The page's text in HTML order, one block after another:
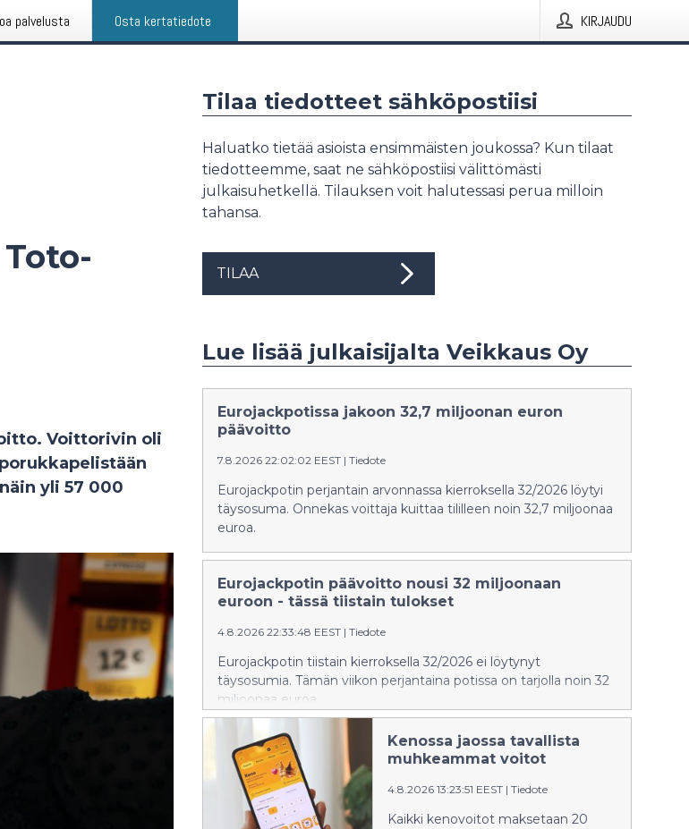
palvelusta Osta kertatiedote KIRJAUDU
Voittorivin oli
yli 57 000
Tilaa tiedotteet sähköpostiisi
Haluatko tietää asioista ensimmäisten joukossa? Kun tilaat
tiedotteemme, saat ne sähköpostiisi välittömästi
julkaisuhetkellä. Tilauksen voit halutessasi perua milloin
tahansa.
TILAA
Lue lisää julkaisijalta Veikkaus Oy
Eurojackpotissa jakoon 32,7 miljoonan euron
päävoitto
7.8.2026 22:02:02 EEST | Tiedote
Eurojackpotin perjantain arvonnassa kierroksella 32/2026 löytyi
täysosuma. Onnekas voittaja kuittaa tililleen noin 32,7 miljoonaa
euroa.
Eurojackpotin päävoitto nousi 32 miljoonaan
euroon - tässä tiistain tulokset
4.8.2026 22:33:48 EEST | Tiedote
Eurojackpotin tiistain kierroksella 32/2026 ei löytynyt
täysosumia. Tämän viikon perjantaina potissa on tarjolla noin 32
miljoonaa euroa.
Kenossa jaossa tavallista
muhkeammat voitot
4.8.2026 13:23:51 EEST | Tiedote
Kaikki kenovoitot maksetaan 20